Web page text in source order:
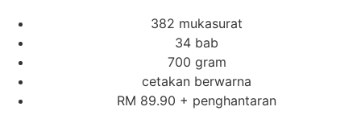
382 mukasurat
34 bab
700 gram
cetakan berwarna
RM 89.90 + penghantaran